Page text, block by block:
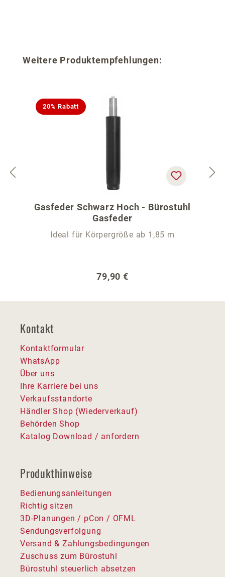
Produktgalerie überspringen
Weitere Produktempfehlungen:
20% Rabatt
Gasfeder Schwarz Hoch - Bürostuhl
Gasfeder
Ideal für Körpergröße ab 1,85 m
Regulärer Preis:
79,90 €
Kontakt
Kontaktformular
WhatsApp
Über uns
Ihre Karriere bei uns
Verkaufsstandorte
Händler Shop (Wiederverkauf)
Behörden Shop
Katalog Download / anfordern
Produkthinweise
Bedienungsanleitungen
Richtig sitzen
3D-Planungen / pCon / OFML
Sendungsverfolgung
Versand & Zahlungsbedingungen
Zuschuss zum Bürostuhl
Bürostuhl steuerlich absetzen